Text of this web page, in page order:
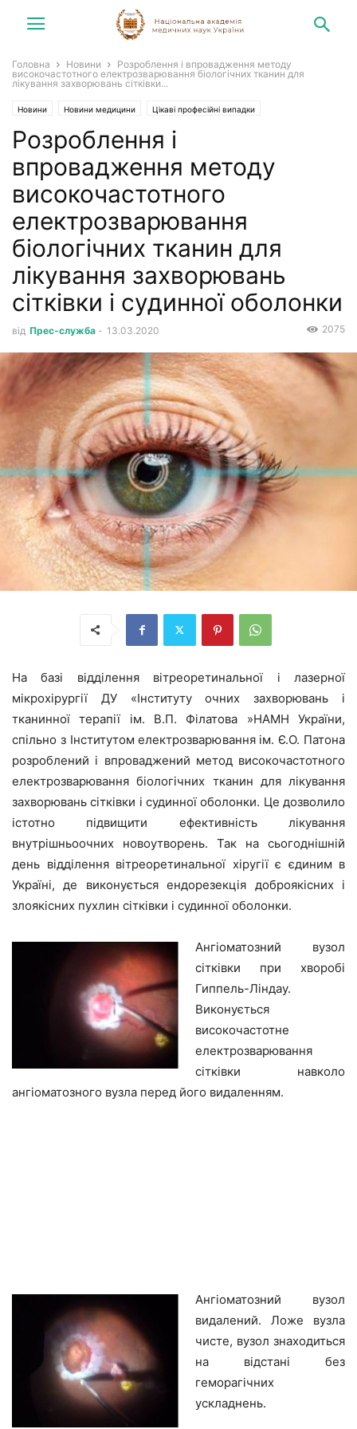
Головна Новини
Розроблення і впровадження методу
високочастотного електрозварювання біологічних тканин для
лікування захворювань сітківки...
Новини Новини медицини Цікаві професійні випадки
Розроблення і
впровадження методу
високочастотного
електрозварювання
біологічних тканин для
лікування захворювань
сітківки і судинної оболонки
від Прес-служба - 13.03.2020 2075
На базі відділення вітреоретинальної і лазерної
мікрохірургії ДУ «Інституту очних захворювань і
тканинної терапії ім. В.П. Філатова »НАМН України,
спільно з Інститутом електрозварювання ім. Є.О. Патона
розроблений і впроваджений метод високочастотного
електрозварювання біологічних тканин для лікування
захворювань сітківки і судинної оболонки. Це дозволило
істотно підвищити ефективність лікування
внутрішньоочних новоутворень. Так на сьогоднішній
день відділення вітреоретинальної хіругії є єдиним в
Україні, де виконується ендорезекція доброякісних і
злоякісних пухлин сітківки і судинної оболонки.
Ангіоматозний вузол
сітківки при хворобі
Гиппель-Ліндау.
Виконується
високочастотне
електрозварювання
сітківки навколо
ангіоматозного вузла перед його видаленням.
Ангіоматозний вузол
видалений. Ложе вузла
чисте, вузол знаходиться
на відстані без
геморагічних
ускладнень.